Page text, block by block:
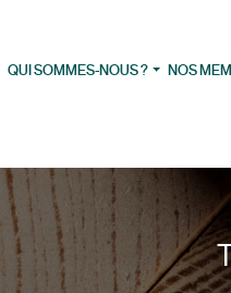
QUI SOMMES-NOUS ? NOS